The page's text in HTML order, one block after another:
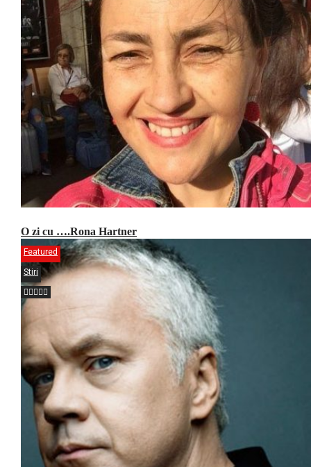
O zi cu ….Rona Hartner
Featured
Stiri